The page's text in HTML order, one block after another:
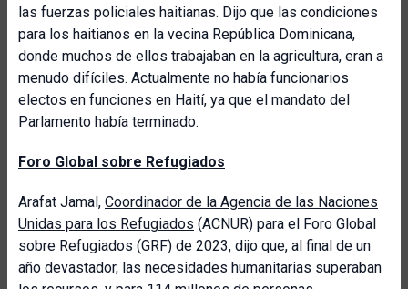
las fuerzas policiales haitianas. Dijo que las condiciones
para los haitianos en la vecina República Dominicana,
donde muchos de ellos trabajaban en la agricultura, eran a
menudo difíciles. Actualmente no había funcionarios
electos en funciones en Haití, ya que el mandato del
Parlamento había terminado.
Foro Global sobre Refugiados
Arafat Jamal, Coordinador de la Agencia de las Naciones
Unidas para los Refugiados (ACNUR) para el Foro Global
sobre Refugiados (GRF) de 2023, dijo que, al final de un
año devastador, las necesidades humanitarias superaban